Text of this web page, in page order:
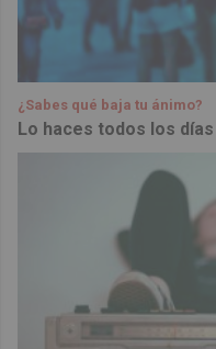
¿Sabes qué baja tu ánimo?
Lo haces todos los